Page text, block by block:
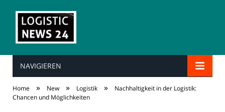
NAVIGIEREN
Home » New » Logistik »
Nachhaltigkeit in der Logistik:
Chancen und Möglichkeiten